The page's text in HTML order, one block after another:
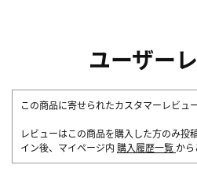
ユーザー
この商品に寄せられたカスタマーレビュ
レビューはこの商品を購入した方のみ投
イン後、マイページ内 購入履歴一覧 から